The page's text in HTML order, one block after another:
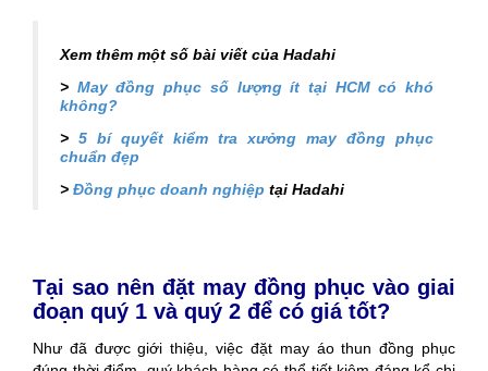
Xem thêm một số bài viết của Hadahi
> May đồng phục số lượng ít tại HCM có khó
không?
> 5 bí quyết kiểm tra xưởng may đồng phục
chuẩn đẹp
> Đồng phục doanh nghiệp tại Hadahi
Tại sao nên đặt may đồng phục vào giai
đoạn quý 1 và quý 2 để có giá tốt?
Như đã được giới thiệu, việc đặt may áo thun đồng phục